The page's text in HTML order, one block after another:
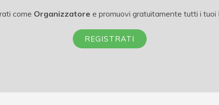
come Organizzatore e promuovi gratuitamente tutti i tuoi
REGISTRATI